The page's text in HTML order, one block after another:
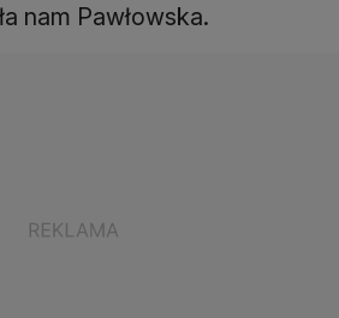
nam Pawłowska.